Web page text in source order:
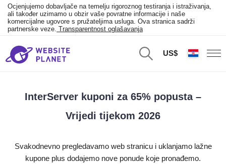
Ocjenjujemo dobavljače na temelju rigoroznog testiranja i istraživanja,
ali također uzimamo u obzir vaše povratne informacije i naše
komercijalne ugovore s pružateljima usluga. Ova stranica sadrži
partnerske veze. Transparentnost oglašavanja
US$
InterServer kuponi za 65% popusta –
Vrijedi tijekom 2026
Svakodnevno pregledavamo web stranicu i uklanjamo lažne
kupone plus dodajemo nove ponude koje pronađemo.